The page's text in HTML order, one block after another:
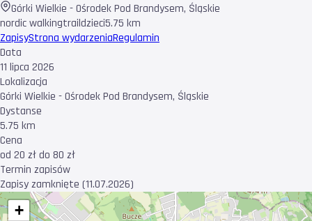
Górki Wielkie - Ośrodek Pod Brandysem, Śląskie
nordic walkingtraildzieci5.75 km
ZapisyStrona wydarzeniaRegulamin
Data
11 lipca 2026
Lokalizacja
Górki Wielkie - Ośrodek Pod Brandysem, Śląskie
Dystanse
5.75 km
Cena
od 20 zł do 80 zł
Termin zapisów
Zapisy zamknięte (11.07.2026)
+